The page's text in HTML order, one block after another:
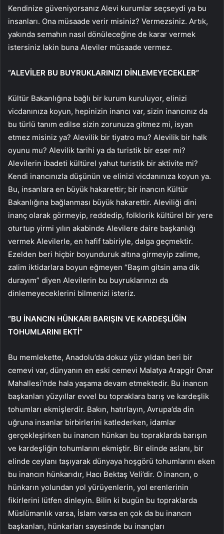
Kendinize güveniyorsanız Alevi kurumlar seçseydi ya bu
insanları. Ona müsaade verir misiniz? Vermezsiniz. Artık,
yakında semahın nasıl dönüleceğine de karar vermek
istersiniz lakin buna Aleviler müsaade vermez.
“ALEVİLER BU BUYRUKLARINIZI DİNLEMEYECEKLER”
Kültür Bakanlığına bağlı bir kurum kuruluyor, elinizi
vicdanınıza koyun, hepinizin inancı var, sizin inancınız da
bu türlü tanım edilse sizin zorunuza gitmez mi, isyan
etmez misiniz ya? Alevilik bir tiyatro mu? Alevilik bir halk
oyunu mu? Alevilik tarihi ya da turistik bir eser mi?
Alevilerin ibadeti kültürel yahut turistik bir aktivite mi?
Kendi inancınızla düşünün ve elinizi vicdanınıza koyun ya.
Bu, insanlara en büyük hakarettir; bir inancın Kültür
Bakanlığına bağlanması büyük hakarettir. Aleviliği dini
inanç olarak görmeyip, reddedip, folklorik kültürel bir yere
oturtup yirmi yılın akabinde Alevilere daire başkanlığı
vermek Alevilerle, en hafif tabiriyle, dalga geçmektir.
Ezelden beri hiçbir boyunduruk altına girmeyip zalime,
zalim iktidarlara boyun eğmeyen “Başım gitsin ama dik
durayım” diyen Alevilerin bu buyruklarınızı da
dinlemeyeceklerini bilmenizi isteriz.
“BU İNANCIN HÜNKARI BARIŞIN VE KARDEŞLİĞİN
TOHUMLARINI EKTİ”
Bu memlekette, Anadolu’da dokuz yüz yıldan beri bir
cemevi var, dünyanın en eski cemevi Malatya Arapgir Onar
Mahallesi’nde hala yaşama devam etmektedir. Bu inancın
başkanları yüzyıllar evvel bu topraklara barış ve kardeşlik
tohumları ekmişlerdir. Bakın, hatırlayın, Avrupa’da din
uğruna insanlar birbirlerini katlederken, idamlar
gerçekleşirken bu inancın hünkarı bu topraklarda barışın
ve kardeşliğin tohumlarını ekmiştir. Bir elinde aslanı, bir
elinde ceylanı taşıyarak dünyaya hoşgörü tohumlarını eken
bu inancın hünkarıdır, Hacı Bektaş Veli’dir. O inancın, o
hünkarın yolundan yol yürüyenlerin, yol erenlerinin
fikirlerini lütfen dinleyin. Bilin ki bugün bu topraklarda
Müslümanlık varsa, İslam varsa en çok da bu inancın
başkanları, hünkarları sayesinde bu inançları